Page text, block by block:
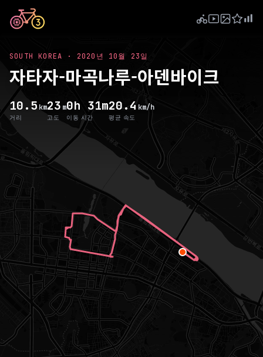
SOUTH KOREA · 2020년 10월 23일
자타자-마곡나루-아덴바이크
10.5 km
거리
23 m
고도
0h 31m
이동 시간
20.4 km/h
평균 속도